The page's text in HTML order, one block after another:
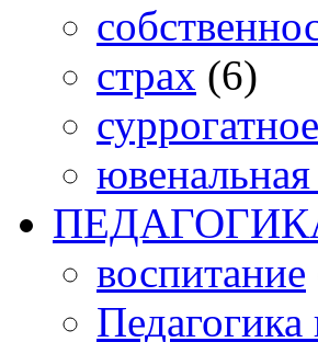
страх (6)
воспитание